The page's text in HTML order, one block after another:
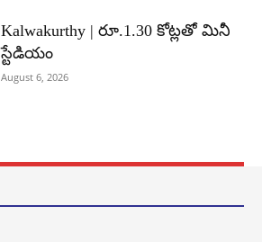
Kalwakurthy | రూ.1.30 కోట్లతో మినీ
స్టేడియం
August 6, 2026